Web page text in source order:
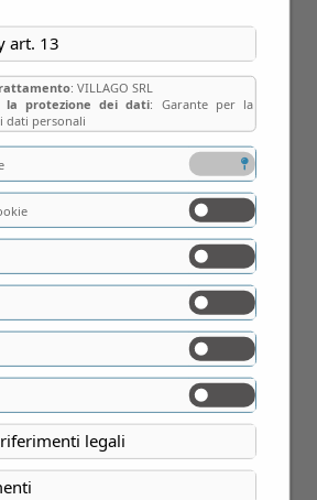
art. 13
: VILLAGO SRL
la protezione dei dati: Garante per la
dati personali
legali